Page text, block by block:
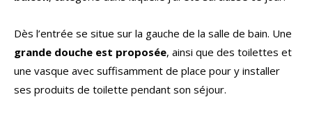
Dès l’entrée se situe sur la gauche de la salle de bain. Une
grande douche est proposée, ainsi que des toilettes et
une vasque avec suffisamment de place pour y installer
ses produits de toilette pendant son séjour.